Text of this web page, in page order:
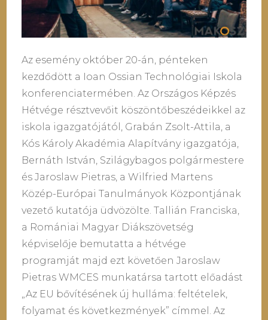
Az esemény október 20-án, pénteken
kezdődött a Ioan Ossian Technológiai Iskola
konferenciatermében. Az Országos Képzés
Hétvége résztvevőit köszöntőbeszédeikkel az
iskola igazgatójától, Grabán Zsolt-Attila, a
Kós Károly Akadémia Alapítvány igazgatója,
Bernáth István, Szilágybagos polgármestere
és Jaroslaw Pietras, a Wilfried Martens
Közép-Európai Tanulmányok Központjának
vezető kutatója üdvözölte. Tallián Franciska,
a Romániai Magyar Diákszövetség
képviselője bemutatta a hétvége
programját majd ezt követően Jaroslaw
Pietras WMCES munkatársa tartott előadást
„Az EU bővítésének új hulláma: feltételek,
folyamat és következmények” címmel. Az